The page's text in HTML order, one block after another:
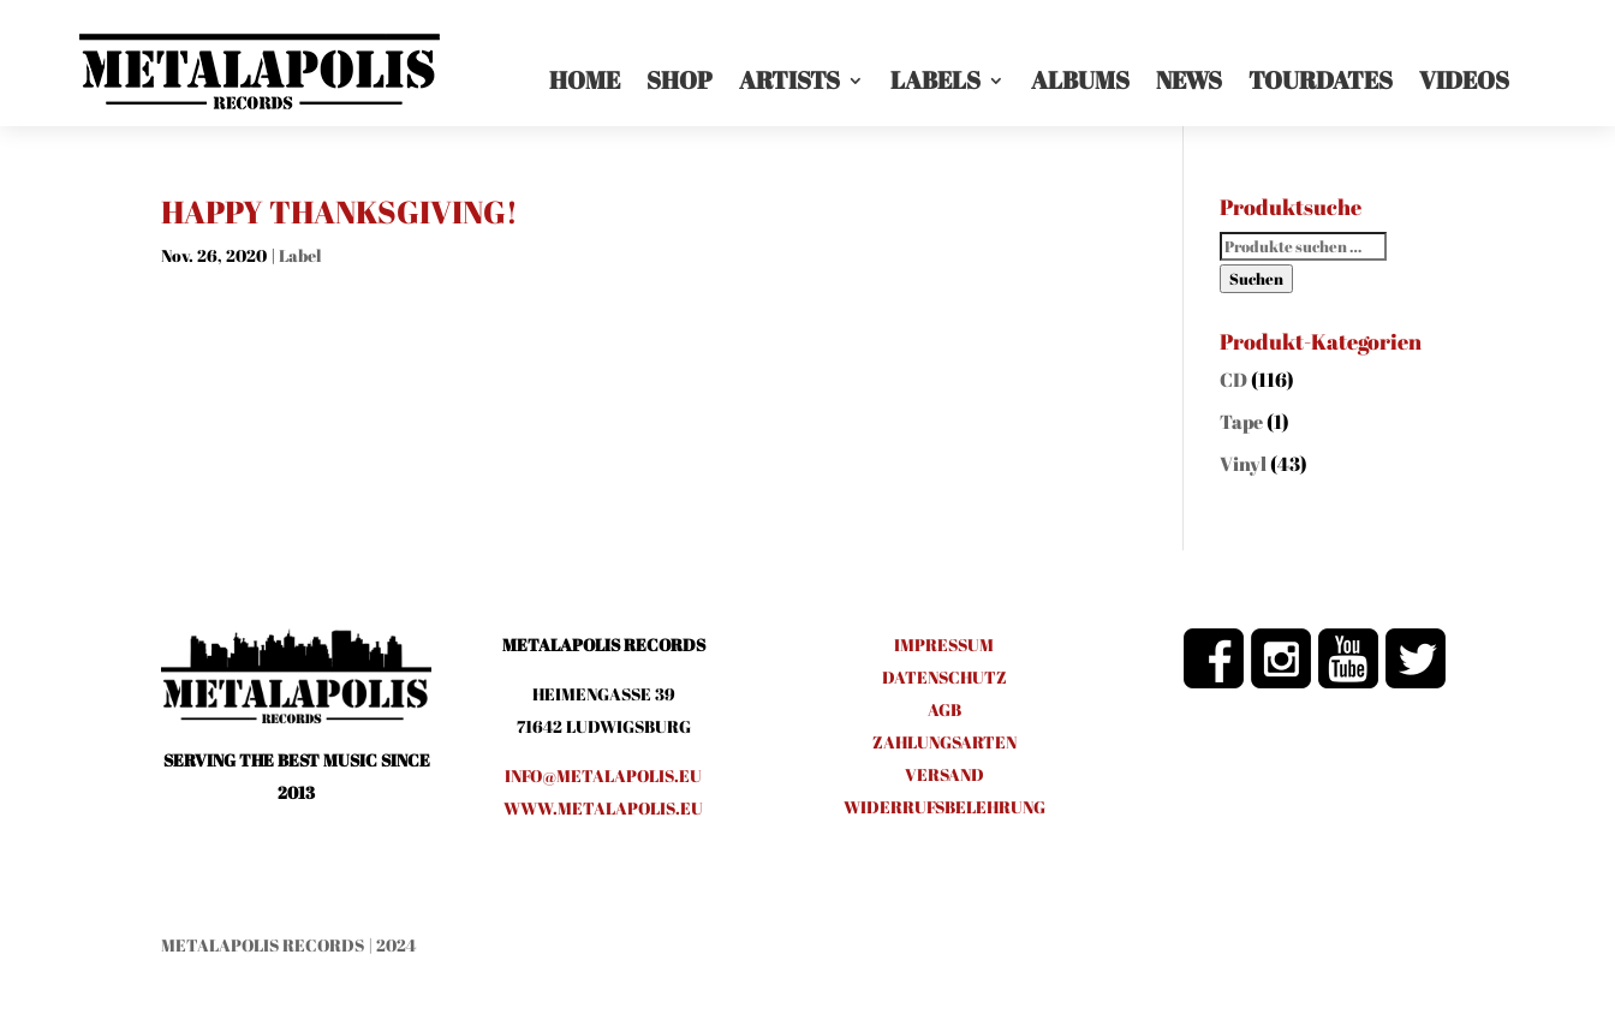
HOME SHOP ARTISTS LABELS ALBUMS NEWS TOURDATES VIDEOS
HAPPY THANKSGIVING!
Nov. 26, 2020 |Label
Produktsuche
Suchen
nach:
Suchen
Produkt-Kategorien
CD(116)
Tape(1)
Vinyl(43)
SERVING THE BEST MUSIC SINCE
2013
METALAPOLIS RECORDS
HEIMENGASSE 39
71642 LUDWIGSBURG
INFO@METALAPOLIS.EU
WWW.METALAPOLIS.EU
IMPRESSUM
DATENSCHUTZ
AGB
ZAHLUNGSARTEN
VERSAND
WIDERRUFSBELEHRUNG
METALAPOLIS RECORDS | 2024